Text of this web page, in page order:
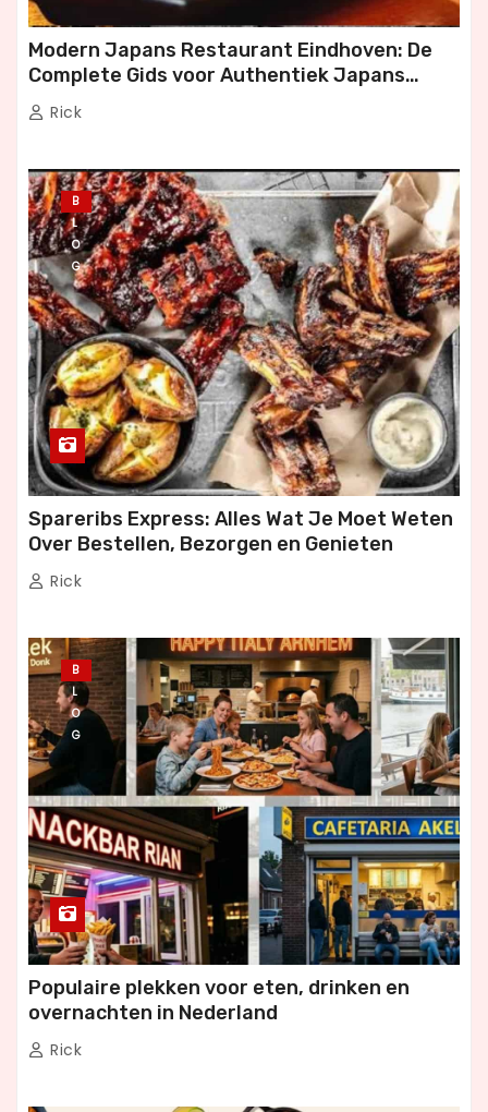
Modern Japans Restaurant Eindhoven: De
Complete Gids voor Authentiek Japans
Dineren
Rick
B
L
O
G
Spareribs Express: Alles Wat Je Moet Weten
Over Bestellen, Bezorgen en Genieten
Rick
B
L
O
G
Populaire plekken voor eten, drinken en
overnachten in Nederland
Rick